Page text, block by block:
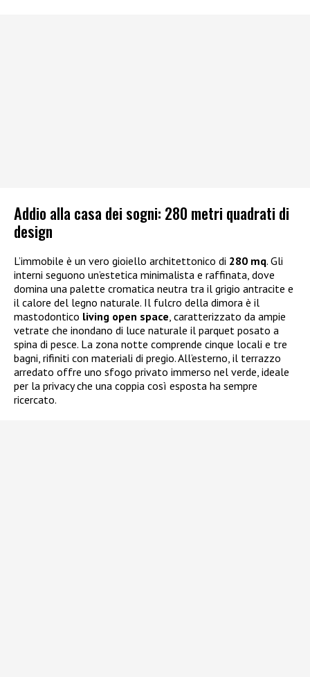
Addio alla casa dei sogni: 280 metri quadrati di
design
L’immobile è un vero gioiello architettonico di 280 mq. Gli
interni seguono un’estetica minimalista e raffinata, dove
domina una palette cromatica neutra tra il grigio antracite e
il calore del legno naturale. Il fulcro della dimora è il
mastodontico living open space , caratterizzato da ampie
vetrate che inondano di luce naturale il parquet posato a
spina di pesce. La zona notte comprende cinque locali e tre
bagni, rifiniti con materiali di pregio. All’esterno, il terrazzo
arredato offre uno sfogo privato immerso nel verde, ideale
per la privacy che una coppia così esposta ha sempre
ricercato.